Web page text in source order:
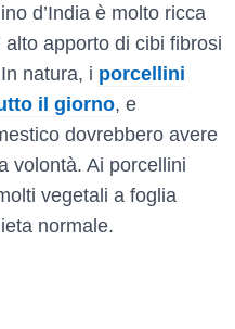
d’India è molto ricca
apporto di cibi fibrosi
natura, i porcellini
il giorno, e
dovrebbero avere
volontà. Ai porcellini
vegetali a foglia
normale.